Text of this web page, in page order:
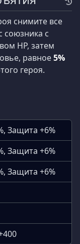
снимите все
союзника с
HP, затем
равное5%
героя.
Защита +6%
Защита +6%
Защита +6%